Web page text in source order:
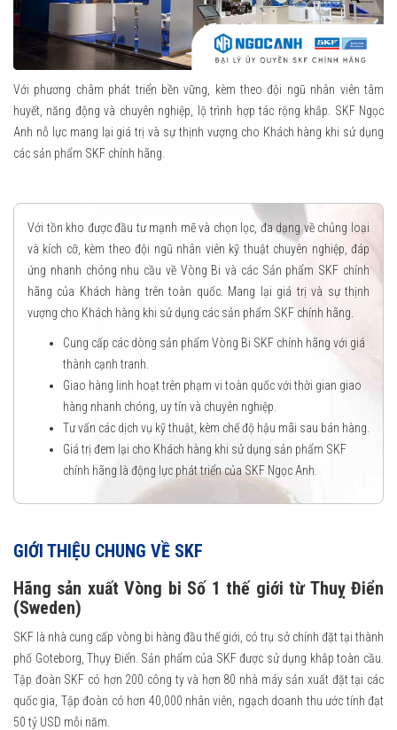
Với phương châm phát triển bền vững, kèm theo đội ngũ nhân viên tâm
huyết, năng động và chuyên nghiệp, lộ trình hợp tác rộng khắp. SKF Ngọc
Anh nỗ lực mang lại giá trị và sự thịnh vượng cho Khách hàng khi sử dụng
các sản phẩm SKF chính hãng.
Với tồn kho được đầu tư mạnh mẽ và chọn lọc, đa dạng về chủng loại
và kích cỡ, kèm theo đội ngũ nhân viên kỹ thuật chuyên nghiệp, đáp
ứng nhanh chóng nhu cầu về Vòng Bi và các Sản phẩm SKF chính
hãng của Khách hàng trên toàn quốc. Mang lại giá trị và sự thịnh
vượng cho Khách hàng khi sử dụng các sản phẩm SKF chính hãng.
Cung cấp các dòng sản phẩm Vòng Bi SKF chính hãng với giá
thành cạnh tranh.
Giao hàng linh hoạt trên phạm vi toàn quốc với thời gian giao
hàng nhanh chóng, uy tín và chuyên nghiệp.
Tư vấn các dịch vụ kỹ thuật, kèm chế độ hậu mãi sau bán hàng.
Giá trị đem lại cho Khách hàng khi sử dụng sản phẩm SKF
chính hãng là động lực phát triển của SKF Ngọc Anh.
GIỚI THIỆU CHUNG VỀ SKF
Hãng sản xuất Vòng bi Số 1 thế giới từ Thuỵ Điển
(Sweden)
SKF là nhà cung cấp vòng bi hàng đầu thế giới, có trụ sở chính đặt tại thành
phố Goteborg, Thụy Điển. Sản phẩm của SKF được sử dụng khắp toàn cầu.
Tập đoàn SKF có hơn 200 công ty và hơn 80 nhà máy sản xuất đặt tại các
quốc gia, Tập đoàn có hơn 40,000 nhân viên, ngạch doanh thu ước tính đạt
50 tỷ USD mỗi năm.